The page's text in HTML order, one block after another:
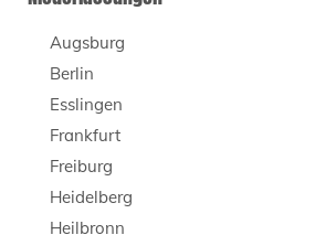
Augsburg
Berlin
Esslingen
Frankfurt
Freiburg
Heidelberg
Heilbronn